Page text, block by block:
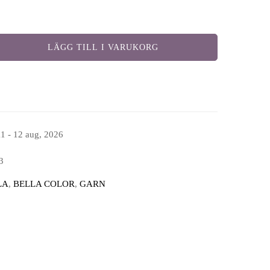
LÄGG TILL I VARUKORG
- 12 aug, 2026
, BELLA COLOR, GARN